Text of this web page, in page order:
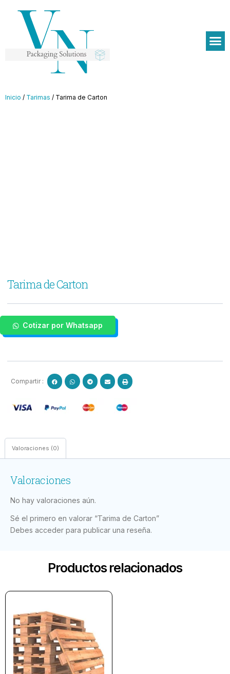
Inicio / Tarimas / Tarima de Carton
Tarima de Carton
Cotizar por Whatsapp
Compartir :
Valoraciones (0)
Valoraciones
No hay valoraciones aún.
Sé el primero en valorar “Tarima de Carton”
Debes acceder para publicar una reseña.
Productos relacionados